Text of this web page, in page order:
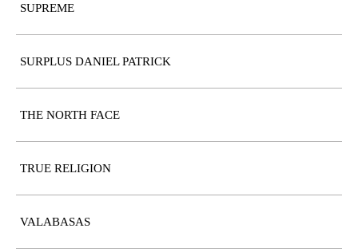
SUPREME
SURPLUS DANIEL PATRICK
THE NORTH FACE
TRUE RELIGION
VALABASAS